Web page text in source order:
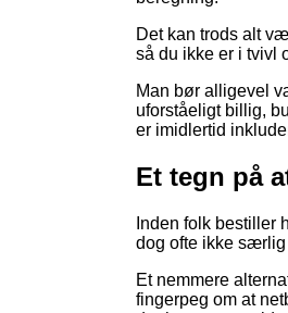
Det kan trods alt
så du ikke er i tvivl
Man bør alligevel
uforståeligt billig,
er imidlertid
Et tegn på
Inden folk bestiller
dog ofte ikke særlig
Et nemmere
fingerpeg om at